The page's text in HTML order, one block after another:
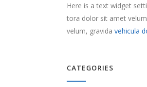
Here is a text widget
tora dolor sit amet
velum, gravida vehicula
CATEGORIES